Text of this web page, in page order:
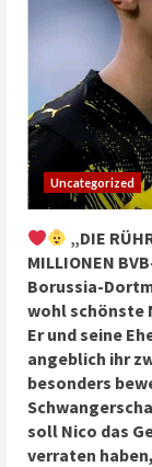
Uncategorized
„DIE
MILLIONEN
Borussia-
wohl schönste
Er und seine
angeblich ihr
besonders
soll Nico das
verraten